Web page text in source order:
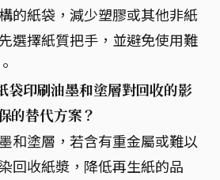
的紙袋，減少塑膠或其他非紙
選擇紙質把手，並避免使用難
袋印刷油墨和塗層對回收的影
的替代方案？
和塗層，若含有重金屬或難以
回收紙漿，降低再生紙的品